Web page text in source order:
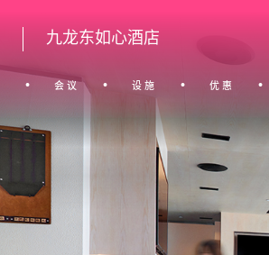
九龙东如心酒店
会议 设施 优惠